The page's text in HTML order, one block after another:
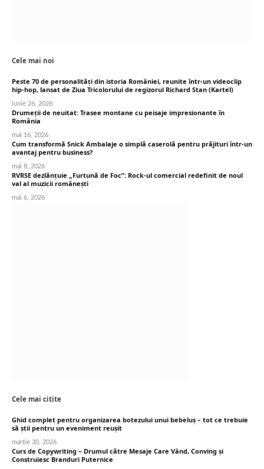
Cele mai noi
Peste 70 de personalități din istoria României, reunite într-un videoclip
hip-hop, lansat de Ziua Tricolorului de regizorul Richard Stan (Kartel)
iunie 26, 2026
Drumeții de neuitat: Trasee montane cu peisaje impresionante în
România
mai 16, 2026
Cum transformă Snick Ambalaje o simplă caserolă pentru prăjituri într-un
avantaj pentru business?
mai 8, 2026
RVRSE dezlănțuie „Furtună de Foc”: Rock-ul comercial redefinit de noul
val al muzicii românești
mai 6, 2026
Cele mai citite
Ghid complet pentru organizarea botezului unui bebeluș – tot ce trebuie
să știi pentru un eveniment reușit
martie 30, 2026
Curs de Copywriting – Drumul către Mesaje Care Vând, Conving și
Construiesc Branduri Puternice